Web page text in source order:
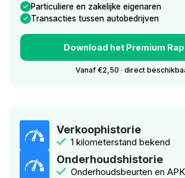
Particuliere en zakelijke eigenaren
Transacties tussen autobedrijven
Download het Premium
Vanaf €2,50 · direct
Verkoophistorie
1 kilometerstand bekend
Onderhoudshistorie
Onderhoudsbeurten en APK